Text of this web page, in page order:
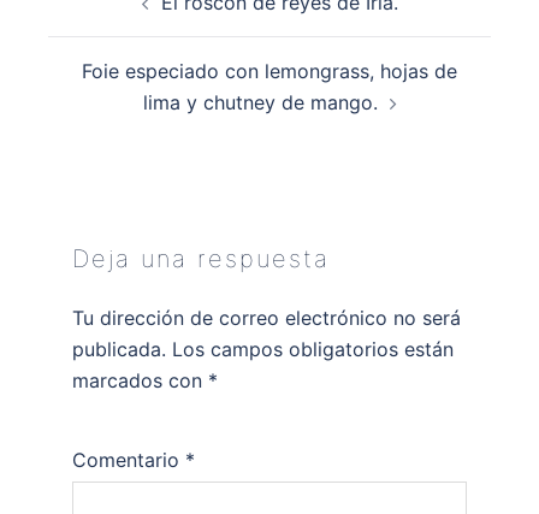
entradas
Foie especiado con lemongrass, hojas de
lima y chutney de mango.
Deja una respuesta
Tu dirección de correo electrónico no será
publicada. Los campos obligatorios están
marcados con *
Comentario *